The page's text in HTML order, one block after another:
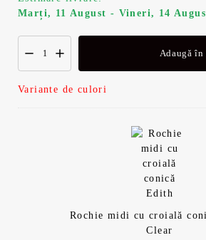
Marți, 11 August - Vineri, 14
Adaugă în
Variante de culori
Rochie midi cu croială
Clear